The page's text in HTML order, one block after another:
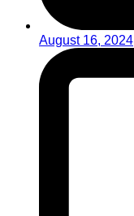
August 16, 2024